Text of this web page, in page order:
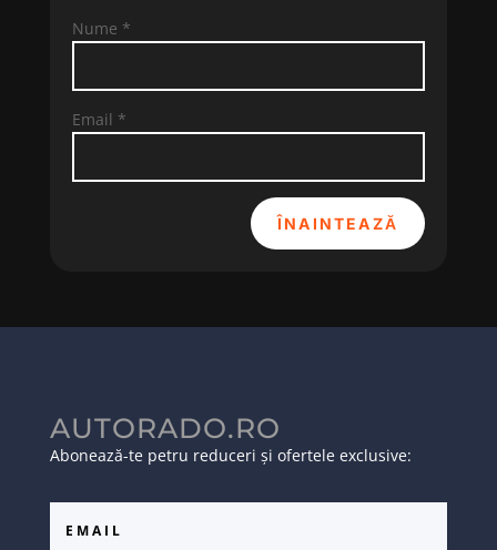
Nume *
Email *
ÎNAINTEAZĂ
AUTORADO.RO
Abonează-te petru reduceri și ofertele exclusive: